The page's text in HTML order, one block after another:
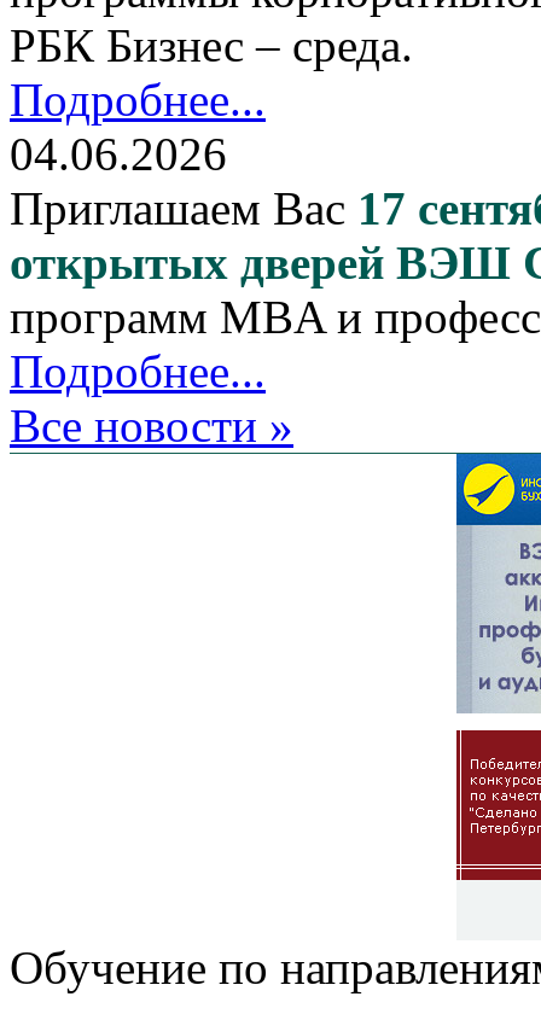
РБК Бизнес – среда.
Подробнее...
04.06.2026
Приглашаем Вас 17
открытых дверей ВЭШ
программ MBA и
Подробнее...
Все новости »
Обучение по